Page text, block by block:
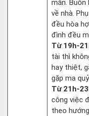
mắn. Buôn
về nhà.
đều hòa
đình đều
Từ 19h-
tài thì
hay thiệt,
gặp ma
Từ 21h-
công việc
theo